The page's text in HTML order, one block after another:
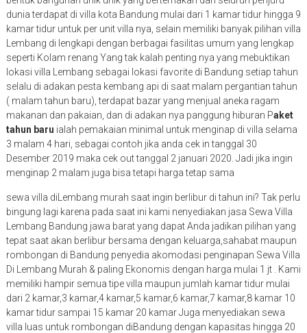
dunia terdapat di villa kota Bandung mulai dari 1 kamar tidur hingga 9
kamar tidur untuk per unit villa nya, selain memiliki banyak pilihan villa
Lembang di lengkapi dengan berbagai fasilitas umum yang lengkap
seperti Kolam renang Yang tak kalah penting nya yang mebuktikan
lokasi villa Lembang sebagai lokasi favorite di Bandung setiap tahun
selalu di adakan pesta kembang api di saat malam pergantian tahun
( malam tahun baru), terdapat bazar yang menjual aneka ragam
makanan dan pakaian, dan di adakan nya panggung hiburan Paket
tahun baru ialah pemakaian minimal untuk menginap di villa selama
3 malam 4 hari, sebagai contoh jika anda cek in tanggal 30
Desember 2019 maka cek out tanggal 2 januari 2020. Jadi jika ingin
menginap 2 malam juga bisa tetapi harga tetap sama
sewa villa diLembang murah saat ingin berlibur di tahun ini? Tak perlu
bingung lagi karena pada saat ini kami nenyediakan jasa Sewa Villa
Lembang Bandung jawa barat yang dapat Anda jadikan pilihan yang
tepat saat akan berlibur bersama dengan keluarga,sahabat maupun
rombongan di Bandung penyedia akomodasi penginapan Sewa Villa
Di Lembang Murah & paling Ekonomis dengan harga mulai 1 jt . Kami
memiliki hampir semua tipe villa maupun jumlah kamar tidur mulai
dari 2 kamar,3 kamar,4 kamar,5 kamar,6 kamar,7 kamar,8 kamar 10
kamar tidur sampai 15 kamar 20 kamar Juga menyediakan sewa
villa luas untuk rombongan diBandung dengan kapasitas hingga 20